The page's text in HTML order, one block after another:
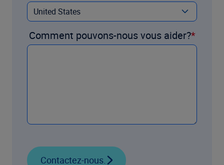
Comment pouvons-nous vous aider?
Contactez-nous.